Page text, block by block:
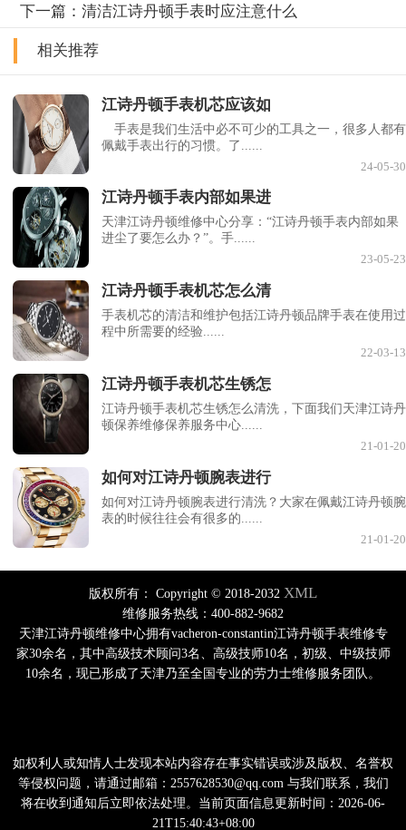
下一篇：清洁江诗丹顿手表时应注意什么
相关推荐
江诗丹顿手表机芯应该如
手表是我们生活中必不可少的工具之一，很多人都有
佩戴手表出行的习惯。了......
24-05-30
江诗丹顿手表内部如果进
天津江诗丹顿维修中心分享：“江诗丹顿手表内部如果
进尘了要怎么办？”。手......
23-05-23
江诗丹顿手表机芯怎么清
手表机芯的清洁和维护包括江诗丹顿品牌手表在使用过
程中所需要的经验......
22-03-13
江诗丹顿手表机芯生锈怎
江诗丹顿手表机芯生锈怎么清洗，下面我们天津江诗丹
顿保养维修保养服务中心......
21-01-20
如何对江诗丹顿腕表进行
如何对江诗丹顿腕表进行清洗？大家在佩戴江诗丹顿腕
表的时候往往会有很多的......
21-01-20
版权所有： Copyright © 2018-2032 XML
维修服务热线：400-882-9682
天津江诗丹顿维修中心拥有vacheron-constantin江诗丹顿手表维修专
家30余名，其中高级技术顾问3名、高级技师10名，初级、中级技师
10余名，现已形成了天津乃至全国专业的劳力士维修服务团队。
如权利人或知情人士发现本站内容存在事实错误或涉及版权、名誉权
等侵权问题，请通过邮箱：2557628530@qq.com 与我们联系，我们
将在收到通知后立即依法处理。当前页面信息更新时间：2026-06-
21T15:40:43+08:00